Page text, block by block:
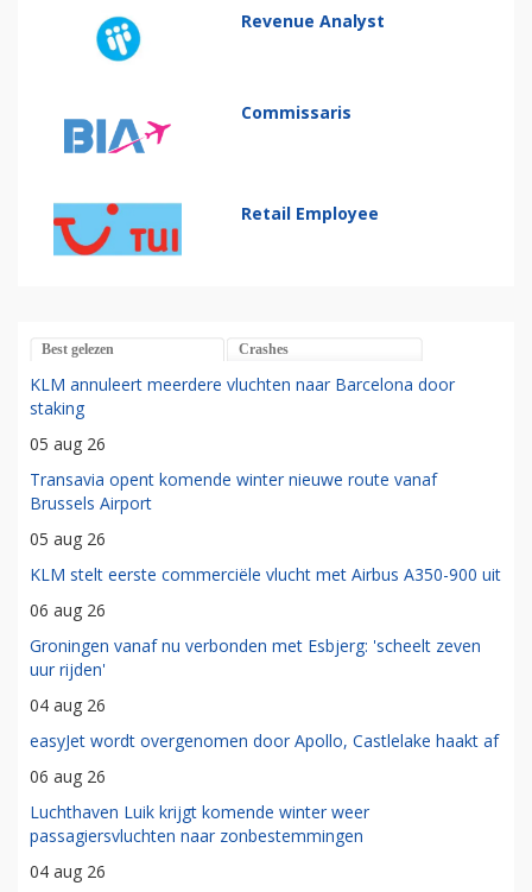
Revenue Analyst
Commissaris
Retail Employee
Best gelezen Crashes
KLM annuleert meerdere vluchten naar Barcelona door
staking
05 aug 26
Transavia opent komende winter nieuwe route vanaf
Brussels Airport
05 aug 26
KLM stelt eerste commerciële vlucht met Airbus A350-900 uit
06 aug 26
Groningen vanaf nu verbonden met Esbjerg: 'scheelt zeven
uur rijden'
04 aug 26
easyJet wordt overgenomen door Apollo, Castlelake haakt af
06 aug 26
Luchthaven Luik krijgt komende winter weer
passagiersvluchten naar zonbestemmingen
04 aug 26